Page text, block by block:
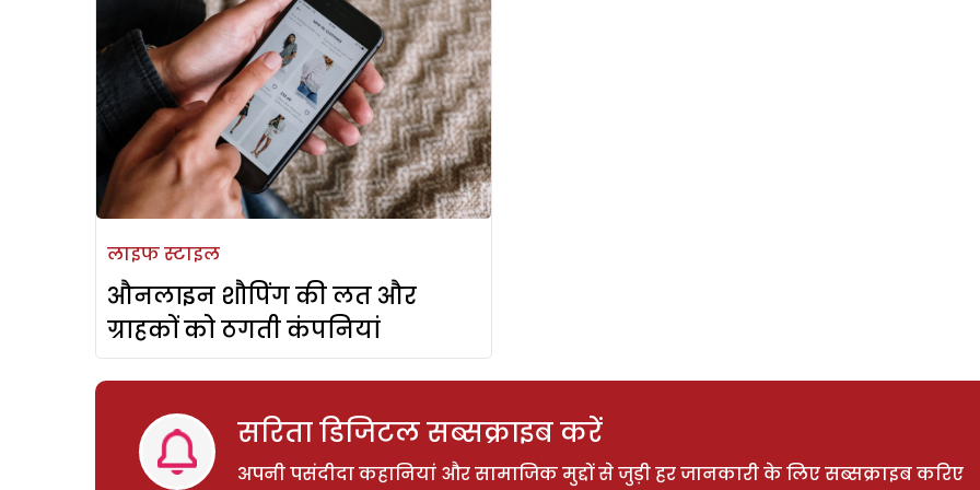
लाइफ स्टाइल
औनलाइन शौपिंग की लत और
ग्राहकों को ठगती कंपनियां
सरिता डिजिटल सब्सक्राइब करें
अपनी पसंदीदा कहानियां और सामाजिक मुद्दों से जुड़ी हर जानकारी के लिए सब्सक्राइब करिए